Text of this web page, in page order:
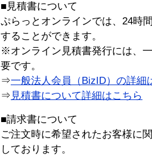
■見積書について
ぷらっとオンラインでは、24時
することができます。
※オンライン見積書発行には、
要です。
⇒一般法人会員（BizID）の詳細
⇒ 見積書について詳細はこちら
■請求書について
ご注文時に希望されたお客様に
しております。